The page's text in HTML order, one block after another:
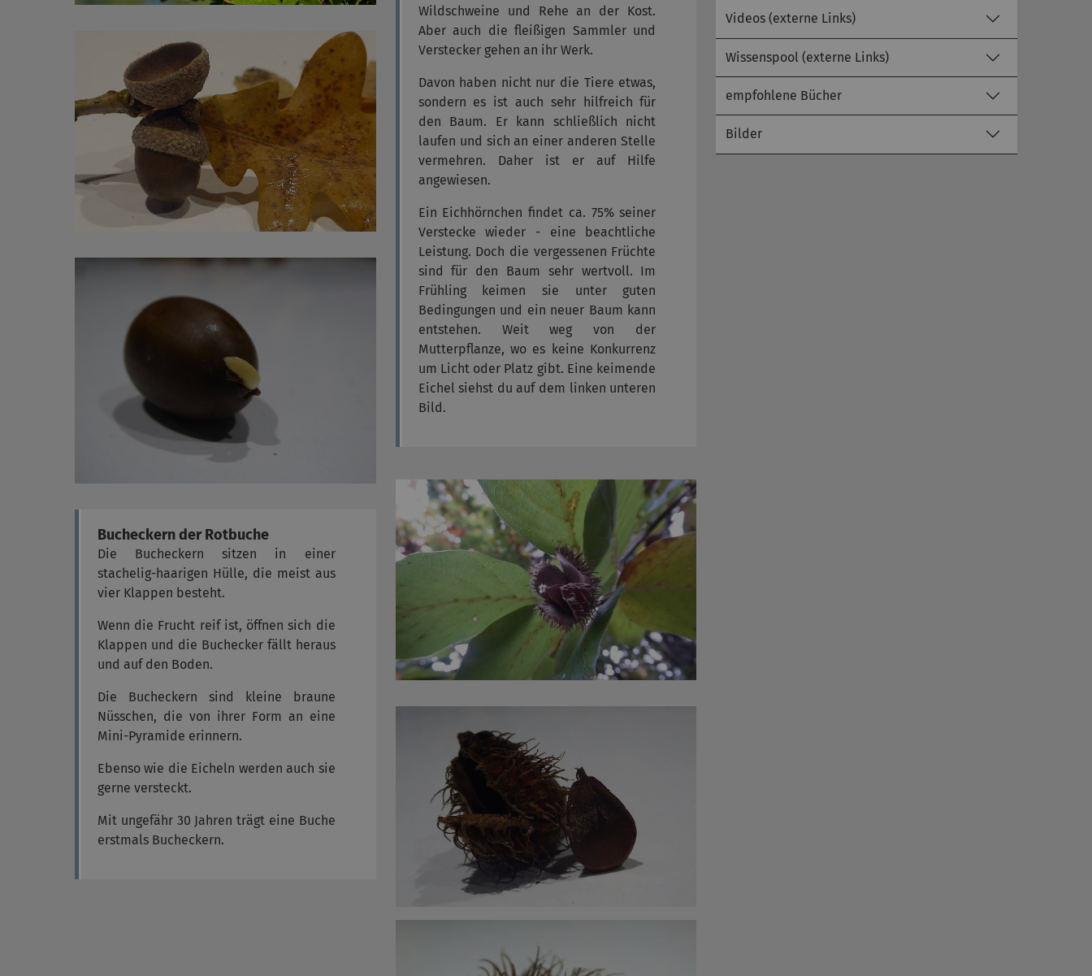
Bucheckern der Rotbuche
Die Bucheckern sitzen in einer
stachelig-haarigen Hülle, die meist aus
vier Klappen besteht.
Wenn die Frucht reif ist, öffnen sich die
Klappen und die Buchecker fällt heraus
und auf den Boden.
Die Bucheckern sind kleine braune
Nüsschen, die von ihrer Form an eine
Mini-Pyramide erinnern.
Ebenso wie die Eicheln werden auch sie
gerne versteckt.
Mit ungefähr 30 Jahren trägt eine Buche
erstmals Bucheckern.
Wildschweine und Rehe an der Kost.
Aber auch die fleißigen Sammler und
Verstecker gehen an ihr Werk.
Davon haben nicht nur die Tiere etwas,
sondern es ist auch sehr hilfreich für
den Baum. Er kann schließlich nicht
laufen und sich an einer anderen Stelle
vermehren. Daher ist er auf Hilfe
angewiesen.
Ein Eichhörnchen findet ca. 75% seiner
Verstecke wieder - eine beachtliche
Leistung. Doch die vergessenen Früchte
sind für den Baum sehr wertvoll. Im
Frühling keimen sie unter guten
Bedingungen und ein neuer Baum kann
entstehen. Weit weg von der
Mutterpflanze, wo es keine Konkurrenz
um Licht oder Platz gibt. Eine keimende
Eichel siehst du auf dem linken unteren
Bild.
Videos (externe Links)
Wissenspool (externe Links)
empfohlene Bücher
Bilder